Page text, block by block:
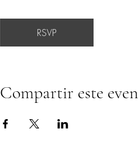
RSVP
Compartir este